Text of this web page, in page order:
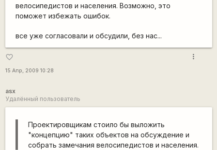
велосипедистов и населения. Возможно, это
поможет избежать ошибок.
все уже согласовали и обсудили, без нас...
favorite_border
15 Апр, 2009 10:28
more_vert
asx
Удалённый пользователь
Проектировщикам стоило бы выложить
"концепцию" таких объектов на обсуждение и
собрать замечания велосипедистов и населения.